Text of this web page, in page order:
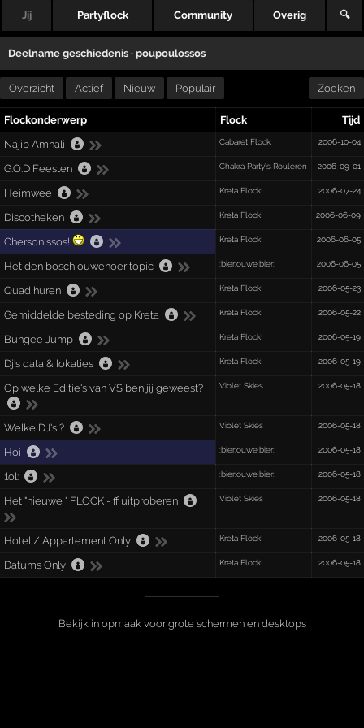
Jij Partyflock Community Overig 🔍
Deelname geschiedenis ·poupoulossos
Overzicht Actief Nieuw Populair Zoeken
Flockonderwerp Flock
Tijd
Najib Amhali
Cabaret Flock 2006-10-04
G.O.D Feesten Chakra Party's Rouleren 2006-09-01
Heimwee Kreta Flock! 2006-07-24
Discotheken Kreta Flock! 2006-06-09
Chersonissos! Kreta Flock! 2006-06-05
Het den bosch ouwehoer topic :bier:ouwe:bier: 2006-06-05
Quad huren Kreta Flock! 2006-05-23
Gemiddelde besteding op Kreta Kreta Flock! 2006-05-22
Bungee Jump Kreta Flock! 2006-05-19
Dj's data & lokaties Kreta Flock! 2006-05-19
Op welke Editie's van VS ben jij geweest? Violet Skies 2006-05-18
Welke DJ's ? Violet Skies 2006-05-18
Hoi :bier:ouwe:bier: 2006-05-18
:lol: :bier:ouwe:bier: 2006-05-18
Het "nieuwe " FLOCK - ff uitproberen Violet Skies 2006-05-18
Hotel / Appartement Only Kreta Flock! 2006-05-18
Datums Only Kreta Flock! 2006-05-18
Bekijk in opmaak voor grote schermen en desktops